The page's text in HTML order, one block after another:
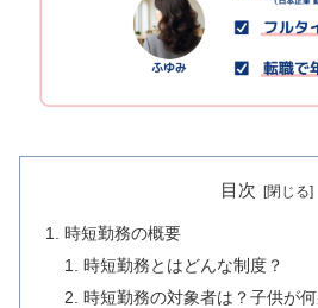
目次
時短勤務の概要
時短勤務とはどんな制度？
時短勤務の対象者は？子供が